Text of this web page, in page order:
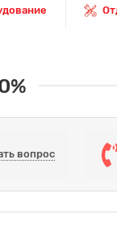
вопрос